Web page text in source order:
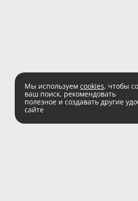
Мы используем cookies, чтобы
ваш поиск, рекомендовать
полезное и создавать другие
сайте